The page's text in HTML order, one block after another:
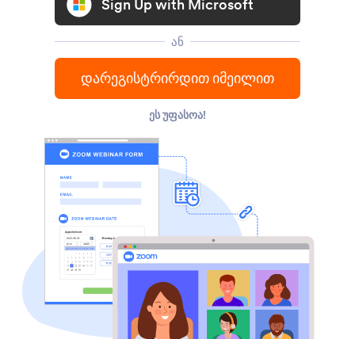
Sign Up with Microsoft
ან
დარეგისტრირდით იმეილით
ᲔᲡ ᲣᲤᲐᲡᲝᲐ!